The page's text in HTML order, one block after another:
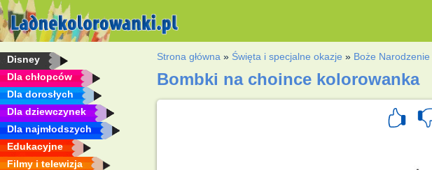
Disney
Dla chłopców
Dla dorosłych
Dla dziewczynek
Dla najmłodszych
Edukacyjne
Filmy i telewizja
Strona główna » Święta i specjalne okazje » Boże Narodzenie
Bombki na choince kolorowanka